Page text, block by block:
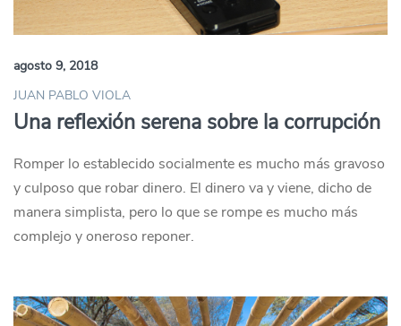
agosto 9, 2018
JUAN PABLO VIOLA
Una reflexión serena sobre la corrupción
Romper lo establecido socialmente es mucho más gravoso
y culposo que robar dinero. El dinero va y viene, dicho de
manera simplista, pero lo que se rompe es mucho más
complejo y oneroso reponer.